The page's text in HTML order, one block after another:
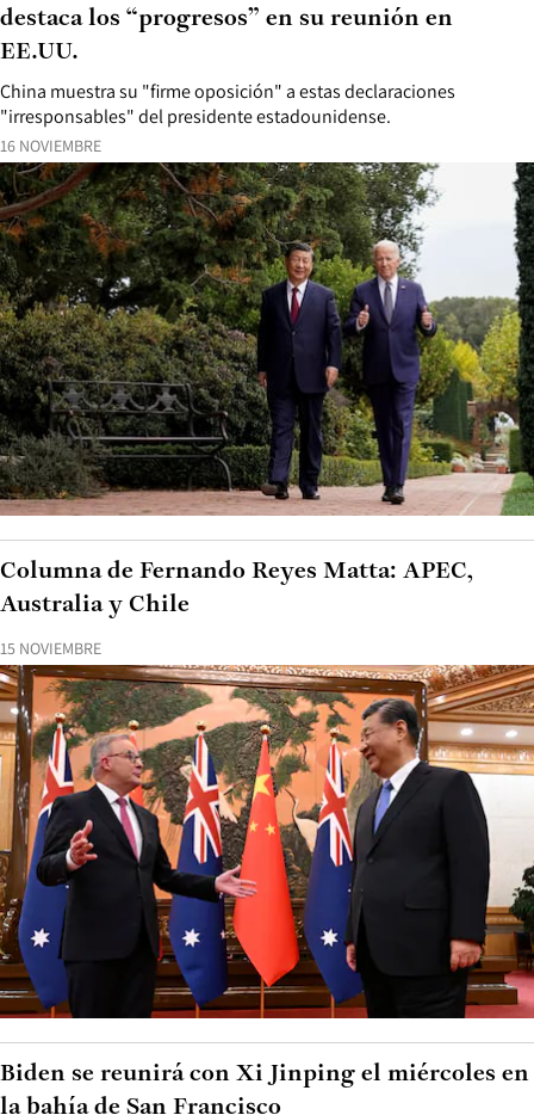
16 NOVIEMBRE
China muestra su "firme oposición" a estas declaraciones
"irresponsables" del presidente estadounidense.
destaca los “progresos” en su reunión en
EE.UU.
15 NOVIEMBRE
Columna de Fernando Reyes Matta: APEC,
Australia y Chile
Biden se reunirá con Xi Jinping el miércoles en
la bahía de San Francisco